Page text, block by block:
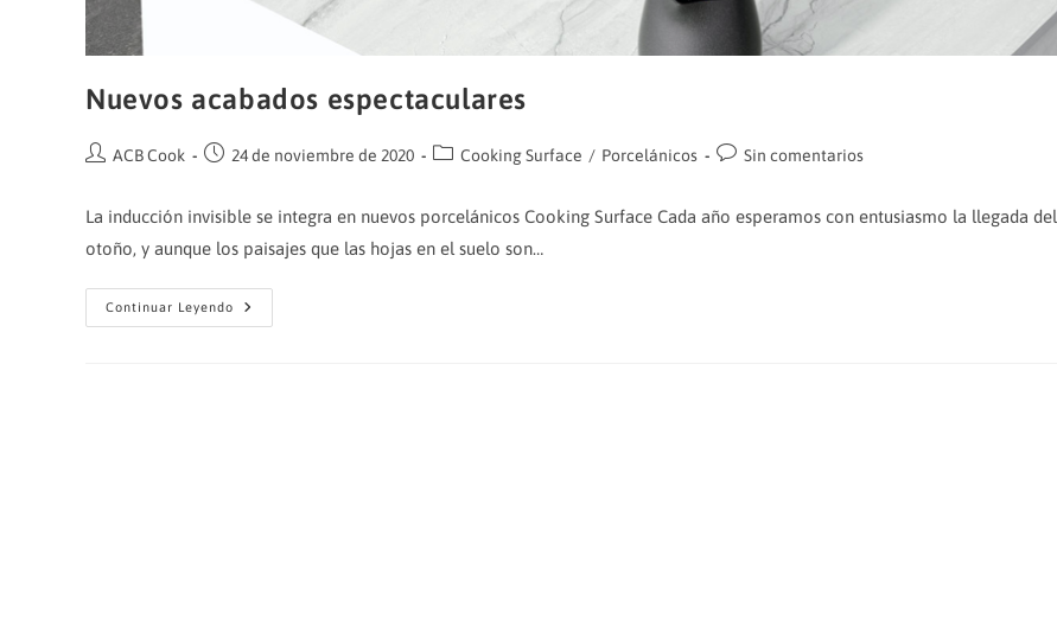
Nuevos acabados espectaculares
Autor
entrada:
ACB Cook
Publicación
entrada:
24 de noviembre de 2020
Categoría
entrada:
Cooking Surface / Porcelánicos
Comentarios
entrada:
Sin comentarios
La inducción invisible se integra en nuevos porcelánicos Cooking Surface Cada año esperamos con entusiasmo la llegada del
otoño, y aunque los paisajes que las hojas en el suelo son…
Continuar Leyendo
Nuevos
Acabados